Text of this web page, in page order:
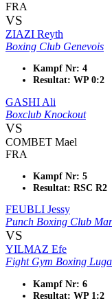
FRA
VS
ZIAZI Reyth
Boxing Club Genevois
Kampf Nr: 4
Resultat: WP 0:2
GASHI Ali
Boxclub Knockout
VS
COMBET Mael
FRA
Kampf Nr: 5
Resultat: RSC R2
FEUBLI Jessy
Punch Boxing Club
VS
YILMAZ Efe
Fight Gym Boxing
Kampf Nr: 6
Resultat: WP 1:2